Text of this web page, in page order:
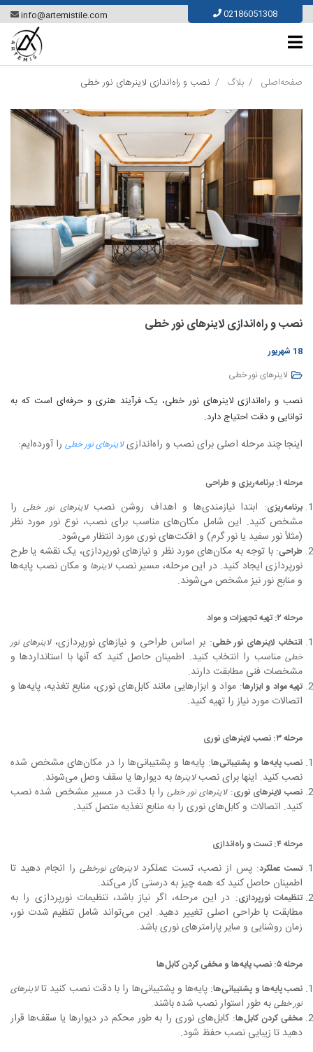
Skip
to
content
info@artemistile.com 02186051308
صفحه‌اصلی بلاگ نصب و راه‌اندازی لاینرهای نور خطی
نصب و راه‌اندازی لاینرهای نور خطی
18 شهریور
لاینرهای نور خطی
نصب و راه‌اندازی لاینرهای نور خطی، یک فرآیند هنری و حرفه‌ای است که به
توانایی و دقت احتیاج دارد.
اینجا چند مرحله اصلی برای نصب و راه‌اندازیلاینرهای نور خطی را آورده‌ایم:
مرحله ۱: برنامه‌ریزی و طراحی
برنامه‌ریزی: ابتدا نیازمندی‌ها و اهداف روشن نصبلاینرهای نور خطی را
مشخص کنید. این شامل مکان‌های مناسب برای نصب، نوع نور مورد نظر
(مثلاً نور سفید یا نور گرم) و افکت‌های نوری مورد انتظار می‌شود.
طراحی: با توجه به مکان‌های مورد نظر و نیازهای نورپردازی، یک نقشه یا طرح
نورپردازی ایجاد کنید. در این مرحله، مسیر نصبلاینرها و مکان نصب پایه‌ها
و منابع نور نیز مشخص می‌شوند.
مرحله ۲: تهیه تجهیزات و مواد
انتخاب لاینرهای نور خطی: بر اساس طراحی و نیازهای نورپردازی،لاینرهای نور
خطی مناسب را انتخاب کنید. اطمینان حاصل کنید که آنها با استانداردها و
مشخصات فنی مطابقت دارند.
تهیه مواد و ابزارها: مواد و ابزارهایی مانند کابل‌های نوری، منابع تغذیه، پایه‌ها و
اتصالات مورد نیاز را تهیه کنید.
مرحله ۳: نصب لاینرهای نوری
نصب پایه‌ها و پشتیبانی‌ها: پایه‌ها و پشتیبانی‌ها را در مکان‌های مشخص شده
نصب کنید. اینها برای نصبلاینرها به دیوارها یا سقف وصل می‌شوند.
نصب لاینرهای نوری:لاینرهای نور خطیرا با دقت در مسیر مشخص شده نصب
کنید. اتصالات و کابل‌های نوری را به منابع تغذیه متصل کنید.
مرحله ۴: تست و راه‌اندازی
تست عملکرد: پس از نصب، تست عملکردلاینرهای نورخطی را انجام دهید تا
اطمینان حاصل کنید که همه چیز به درستی کار می‌کند.
تنظیمات نورپردازی: در این مرحله، اگر نیاز باشد، تنظیمات نورپردازی را به
مطابقت با طراحی اصلی تغییر دهید. این می‌تواند شامل تنظیم شدت نور،
زمان روشنایی و سایر پارامترهای نوری باشد.
مرحله ۵: نصب پایه‌ها و مخفی کردن کابل‌ها
نصب پایه‌ها و پشتیبانی‌ها: پایه‌ها و پشتیبانی‌ها را با دقت نصب کنید تالاینرهای
نور خطی به طور استوار نصب شده باشند.
مخفی کردن کابل‌ها: کابل‌های نوری را به طور محکم در دیوارها یا سقف‌ها قرار
دهید تا زیبایی نصب حفظ شود.